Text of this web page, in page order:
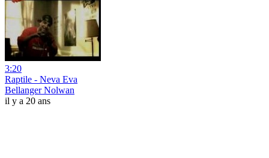
3:20
Raptile - Neva Eva
Bellanger Nolwan
il y a 20 ans